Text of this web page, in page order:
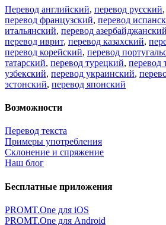
Перевод английский, перевод русский,
перевод французский, перевод
итальянский, перевод азербайджанский
перевод иврит, перевод казахский,
перевод корейский, перевод
татарский, перевод турецкий, перевод
узбекский, перевод украинский,
эстонский, перевод японский
Возможности
Перевод текста
Примеры употребления
Склонение и спряжение
Наш блог
Бесплатные приложения
PROMT.One для iOS
PROMT.One для Android